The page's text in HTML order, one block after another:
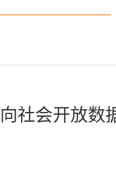
社会开放数